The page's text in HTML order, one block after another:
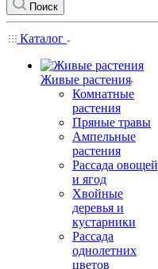
Поиск
Каталог
Живые растения
Комнатные
растения
Пряные травы
Ампельные
растения
Рассада овощей
и ягод
Хвойные
деревья и
кустарники
Рассада
однолетних
цветов